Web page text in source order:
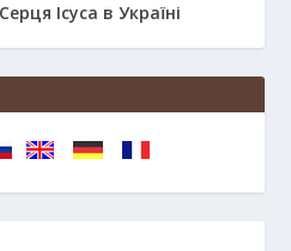
Ісуса в Україні